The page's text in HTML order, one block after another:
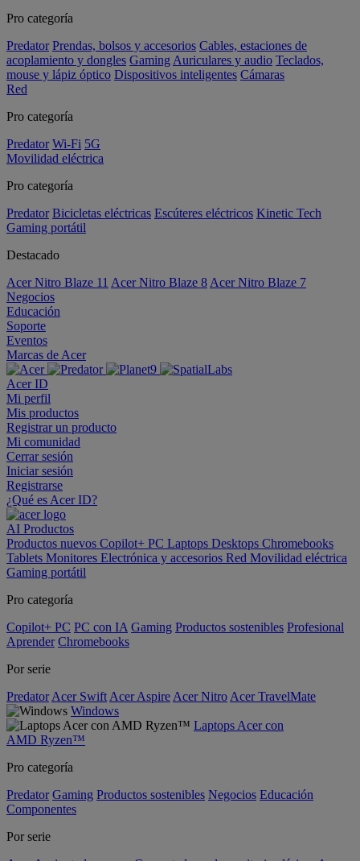
Pro categoría
Predator Prendas, bolsos y accesorios Cables, estaciones de
acoplamiento y dongles Gaming Auriculares y audio Teclados,
mouse y lápiz óptico Dispositivos inteligentes Cámaras
Red
Pro categoría
Predator Wi-Fi 5G
Movilidad eléctrica
Pro categoría
Predator Bicicletas eléctricas Escúteres eléctricos Kinetic Tech
Gaming portátil
Destacado
Acer Nitro Blaze 11 Acer Nitro Blaze 8 Acer Nitro Blaze 7
Negocios
Educación
Soporte
Eventos
Marcas de Acer
Acer ID
Mi perfil
Mis productos
Registrar un producto
Mi comunidad
Cerrar sesión
Iniciar sesión
Registrarse
¿Qué es Acer ID?
AI Productos
Productos nuevos Copilot+ PC Laptops Desktops Chromebooks
Tablets Monitores Electrónica y accesorios Red Movilidad eléctrica
Gaming portátil
Pro categoría
Copilot+ PC PC con IA Gaming Productos sostenibles Profesional
Aprender Chromebooks
Por serie
Predator Acer Swift Acer Aspire Acer Nitro Acer TravelMate
Windows
Laptops Acer con
AMD Ryzen™
Pro categoría
Predator Gaming Productos sostenibles Negocios Educación
Componentes
Por serie